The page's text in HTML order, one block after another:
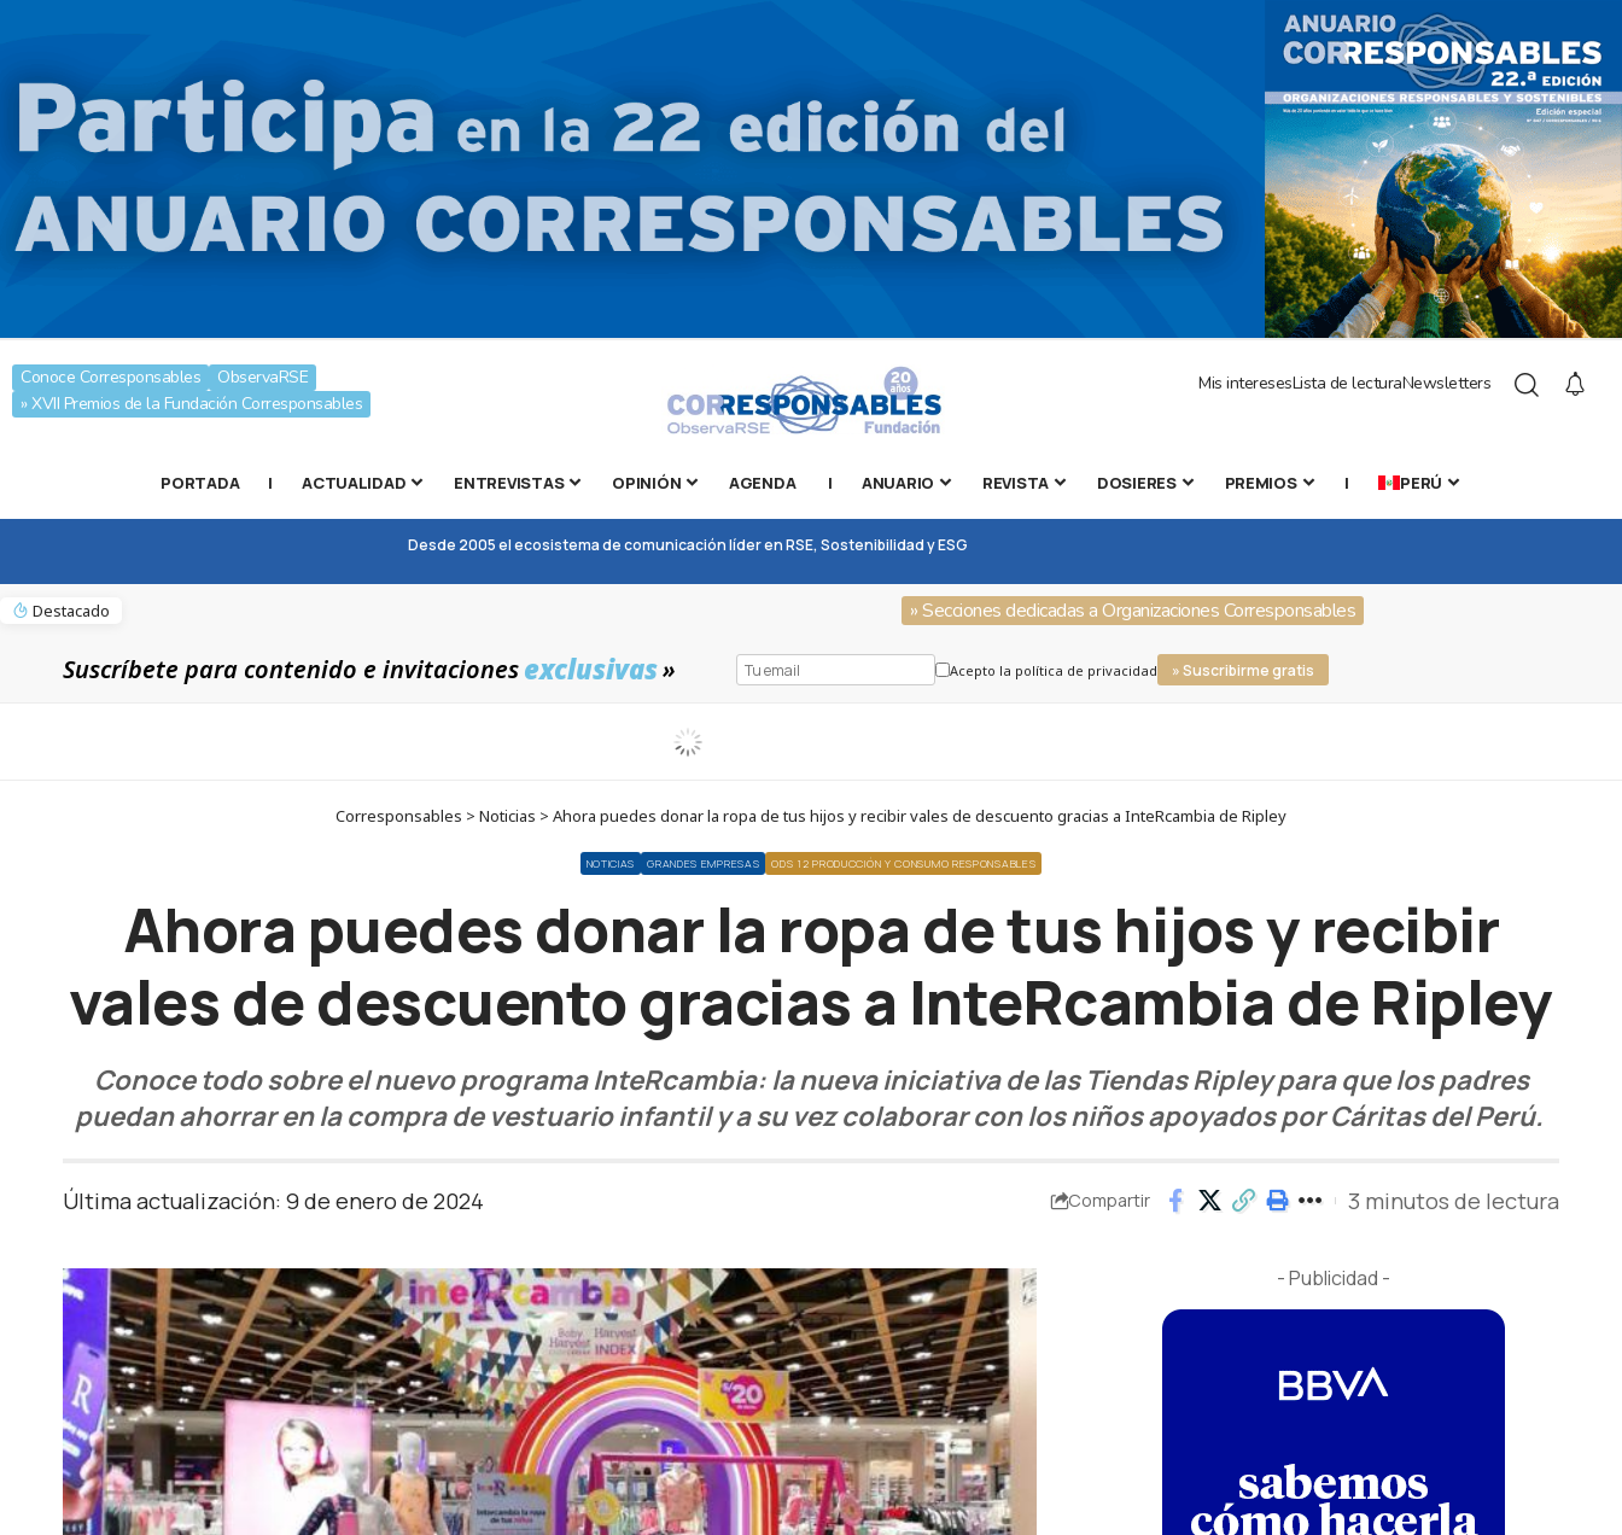
Conoce Corresponsables
ObservaRSE
» XVII Premios de la Fundación Corresponsables
Mis interesesLista de lecturaNewsletters
PORTADA | ACTUALIDAD ENTREVISTAS OPINIÓN AGENDA | ANUARIO REVISTA DOSIERES PREMIOS | PERÚ
Desde 2005 el ecosistema de comunicación líder en RSE, Sostenibilidad y ESG
Destacado » Secciones dedicadas a Organizaciones Corresponsables
Suscríbete para contenido e invitacionesexclusivas» Acepto la política de privacidad » Suscribirme gratis
Corresponsables > Noticias > Ahora puedes donar la ropa de tus hijos y recibir vales de descuento gracias a InteRcambia de Ripley
NOTICIAS GRANDES EMPRESAS ODS 12 PRODUCCIÓN Y CONSUMO RESPONSABLES
Ahora puedes donar la ropa de tus hijos y recibir
vales de descuento gracias a InteRcambia de Ripley
Conoce todo sobre el nuevo programa InteRcambia: la nueva iniciativa de las Tiendas Ripley para que los padres
puedan ahorrar en la compra de vestuario infantil y a su vez colaborar con los niños apoyados por Cáritas del Perú.
Última actualización: 9 de enero de 2024 Compartir 3 minutos de lectura
- Publicidad -